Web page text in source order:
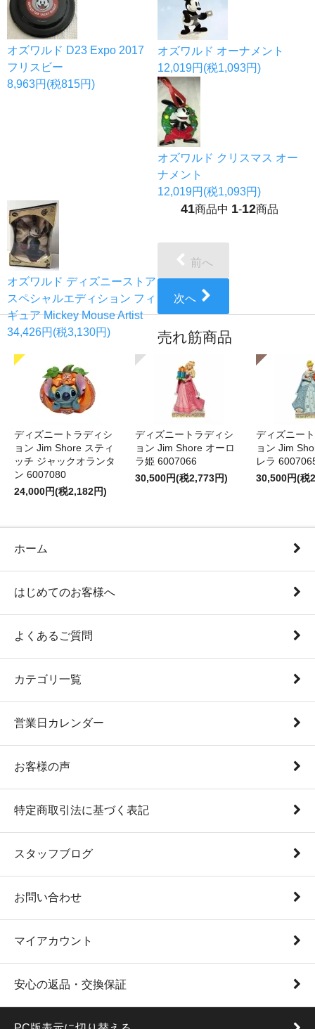
オズワルド D23 Expo 2017
フリスビー
8,963円(税815円)
オズワルド オーナメント
12,019円(税1,093円)
オズワルド クリスマス オー
ナメント
12,019円(税1,093円)
オズワルド ディズニーストア
スペシャルエディション フィ
ギュア Mickey Mouse Artist
34,426円(税3,130円)
41商品中 1-12商品
前へ
次へ
売れ筋商品
ディズニートラディシ
ョン Jim Shore スティ
ッチ ジャックオランタ
ン 6007080
24,000円(税2,182円)
ディズニートラディシ
ョン Jim Shore オーロ
ラ姫 6007066
30,500円(税2,773円)
ディズニー
ョン Jim
レラ
30,500円(税
ホーム
はじめてのお客様へ
よくあるご質問
カテゴリ一覧
営業日カレンダー
お客様の声
特定商取引法に基づく表記
スタッフブログ
お問い合わせ
マイアカウント
安心の返品・交換保証